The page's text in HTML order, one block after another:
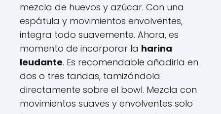
mezcla de huevos y azúcar. Con una
espátula y movimientos envolventes,
integra todo suavemente. Ahora, es
momento de incorporar la harina
leudante. Es recomendable añadirla en
dos o tres tandas, tamizándola
directamente sobre el bowl. Mezcla con
movimientos suaves y envolventes solo